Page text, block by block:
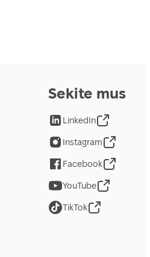
Sekite mus
LinkedIn
Instagram
Facebook
YouTube
TikTok